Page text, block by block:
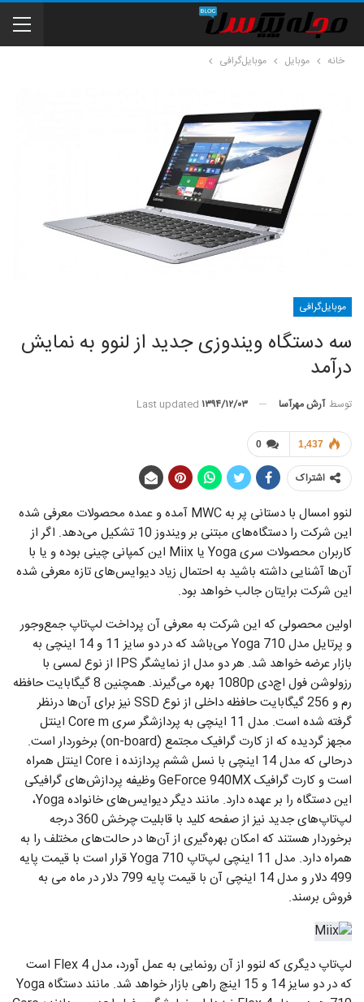
خانه موبایل موبایل‌گرافی
موبایل‌گرافی
سه دستگاه ویندوزی جدید از لنوو به نمایش
درآمد
توسط آرش مهرآسا Last updated ۱۳۹۴/۱۲/۰۳
0 1,437
اشتراک
لنوو امسال با دستانی پر به MWC آمده و عمده محصولات معرفی شده
این شرکت را دستگاه‌های مبتنی بر ویندوز 10 تشکیل می‌دهد. اگر از
کاربران محصولات سری Yoga یا Miix این کمپانی چینی بوده و یا با
آن‌ها آشنایی داشته باشید به احتمال زیاد دیوایس‌های تازه معرفی شده
این شرکت برایتان جالب خواهد بود.
اولین محصولی که این شرکت به معرفی آن پرداخت لپ‌تاپ جمع‌و‌جور
و پرتایل مدل Yoga 710 می‌باشد که در دو سایز 11 و 14 اینچی به
بازار عرضه خواهد شد. هر دو مدل از نمایشگر IPS از نوع لمسی با
رزولوشن فول اچ‌دی 1080p بهره می‌گیرند. همچنین 8 گیگابایت حافظه
رم و 256 گیگابایت حافظه داخلی از نوع SSD نیز برای آن‌ها درنظر
گرفته شده است. مدل 11 اینچی به پردازشگر سری Core m اینتل
مجهز گردیده که از کارت گرافیک مجتمع (on-board) برخوردار است.
درحالی که مدل 14 اینچی با نسل ششم پردازنده Core i اینتل همراه
است و کارت گرافیک GeForce 940MX وظیفه پردازش‌های گرافیکی
این دستگاه را بر عهده دارد. مانند دیگر دیوایس‌های خانواده Yoga،
لپ‌تاپ‌های جدید نیز از صفحه کلید با قابلیت چرخش 360 درجه
برخوردار هستند که امکان بهره‌گیری از آن‌ها در حالت‌های مختلف را به
همراه دارد. مدل 11 اینچی لپ‌تاپ Yoga 710 قرار است با قیمت پایه
499 دلار و مدل 14 اینچی آن با قیمت پایه 799 دلار در ماه می‌ به
فروش برسند.
لپ‌تاپ دیگری که لنوو از آن رونمایی به عمل آورد، مدل Flex 4 است
که در دو سایز 14 و 15 اینچ راهی بازار خواهد شد. مانند دستگاه Yoga